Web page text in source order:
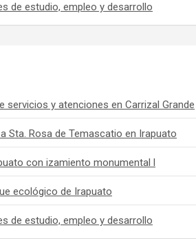
de estudio, empleo y desarrollo
y atenciones en Carrizal Grande
Sta. Rosa de Temascatio en Irapuato
con izamiento monumental l
ecológico de Irapuato
de estudio, empleo y desarrollo